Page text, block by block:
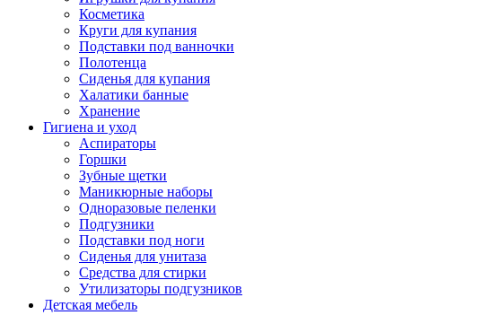
Косметика
Круги для купания
Подставки под ванночки
Полотенца
Сиденья для купания
Халатики банные
Хранение
Гигиена и уход
Аспираторы
Горшки
Зубные щетки
Маникюрные наборы
Одноразовые пеленки
Подгузники
Подставки под ноги
Сиденья для унитаза
Средства для стирки
Утилизаторы подгузников
Детская мебель